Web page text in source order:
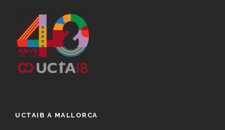
UCTAIB A MALLORCA